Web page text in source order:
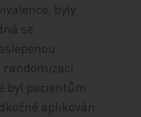
byly
se
byl pacientům
aplikován